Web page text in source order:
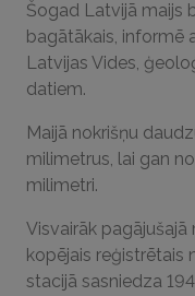
Šogad Latvijā maijs
bagātākais, informē
Latvijas Vides,
datiem.
Maijā nokrišņu
milimetrus, lai gan
milimetri.
Visvairāk pagājušajā
kopējais reģistrētais
stacijā sasniedza